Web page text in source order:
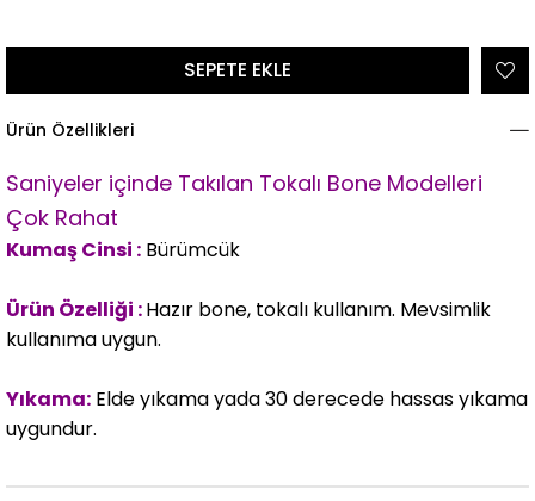
Ürün Özellikleri
Saniyeler içinde Takılan Tokalı Bone Modelleri
Çok Rahat
Kumaş Cinsi : Bürümcük
Ürün Özelliği :Hazır bone, tokalı kullanım. Mevsimlik
kullanıma uygun.
Yıkama: Elde yıkama yada 30 derecede hassas yıkama
uygundur.